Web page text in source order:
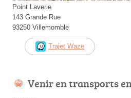
Point Laverie
143 Grande Rue
93250 Villemomble
Trajet Waze
Venir en transports